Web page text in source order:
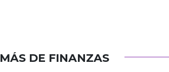
MÁS DE FINANZAS